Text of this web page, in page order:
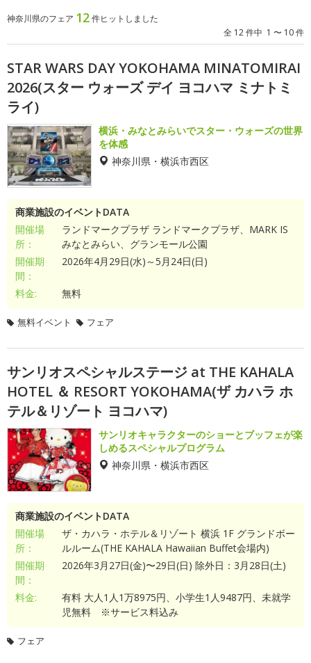
神奈川県のフェア 12件ヒットしました
全 12 件中 1 〜 10 件
STAR WARS DAY YOKOHAMA MINATOMIRAI
2026(スター ウォーズ デイ ヨコハマ ミナトミ
ライ)
横浜・みなとみらいでスター・ウォーズの世界
を体感
神奈川県・横浜市西区
商業施設のイベントDATA
開催場
所：
ランドマークプラザ ランドマークプラザ、MARK IS
みなとみらい、グランモール公園
開催期
間：
2026年4月29日(水)～5月24日(日)
料金: 無料
無料イベント フェア
サンリオスペシャルステージ at THE KAHALA
HOTEL ＆ RESORT YOKOHAMA(ザ カハラ ホ
テル＆リゾート ヨコハマ)
サンリオキャラクターのショーとブッフェが楽
しめるスペシャルプログラム
神奈川県・横浜市西区
商業施設のイベントDATA
開催場
所：
ザ・カハラ・ホテル＆リゾート 横浜 1F グランドボー
ルルーム(THE KAHALA Hawaiian Buffet会場内)
開催期
間：
2026年3月27日(金)〜29日(日) 除外日：3月28日(土)
料金:
有料 大人1人1万8975円、小学生1人9487円、未就学
児無料 ※サービス料込み
フェア